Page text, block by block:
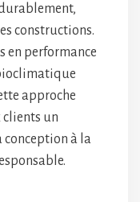
constructions.
en performance
approche
un
conception à la